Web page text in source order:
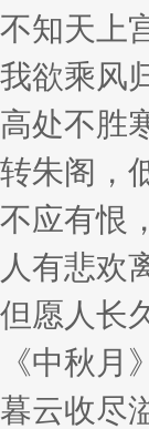
不知天上
我欲乘风
高处不胜
转朱阁，
不应有恨
人有悲欢
但愿人长
《中秋月
暮云收尽